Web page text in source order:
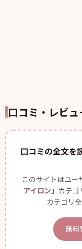
口コミ・レビュ
口コミの全文を
このサイトはユー
アイロン 」カテ
カテゴリ
無料